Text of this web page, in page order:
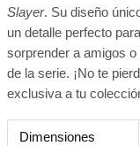
Slayer. Su diseño
un detalle perfecto
sorprender a amigos
de la serie. ¡No te
exclusiva a tu
Dimensiones